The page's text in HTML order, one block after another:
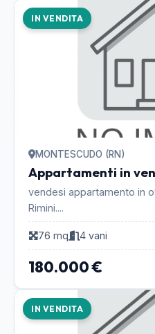
IN VENDITA
MONTESCUDO (RN)
Appartamenti in
vendesi appartamento in
Rimini....
76 mq 4 vani
180.000 €
IN VENDITA